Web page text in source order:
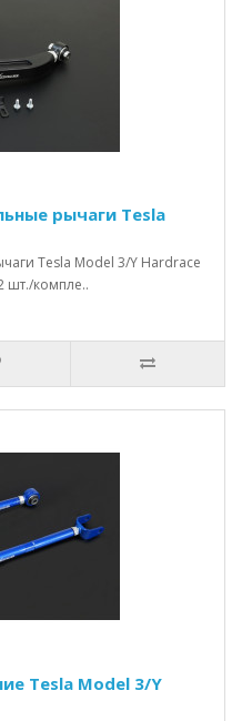
рычаги Tesla
Tesla Model 3/Y Hardrace
шт./компле..
Tesla Model 3/Y